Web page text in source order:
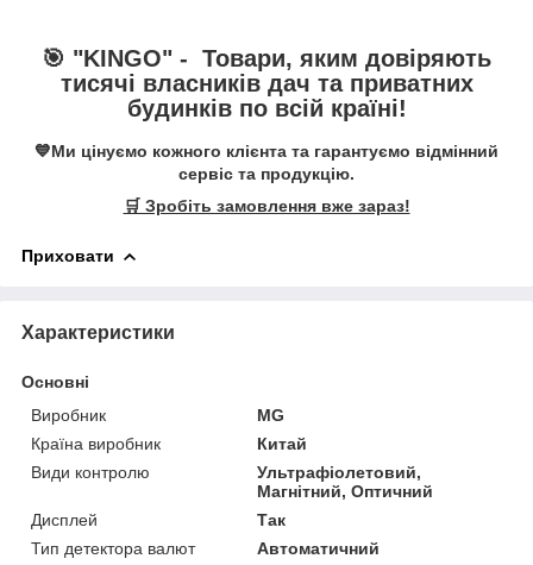
🎯 "KINGO" - Товари, яким довіряють
тисячі власників дач та приватних
будинків по всій країні!
💙Ми цінуємо кожного клієнта та гарантуємо відмінний
сервіс та продукцію.
🛒 Зробіть замовлення вже зараз!
Приховати
Характеристики
Основні
Виробник
MG
Країна виробник
Китай
Види контролю
Ультрафіолетовий,
Магнітний, Оптичний
Дисплей
Так
Тип детектора валют
Автоматичний